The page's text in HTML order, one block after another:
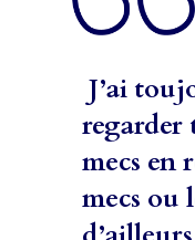
J’ai
regarder
mecs en
mecs ou